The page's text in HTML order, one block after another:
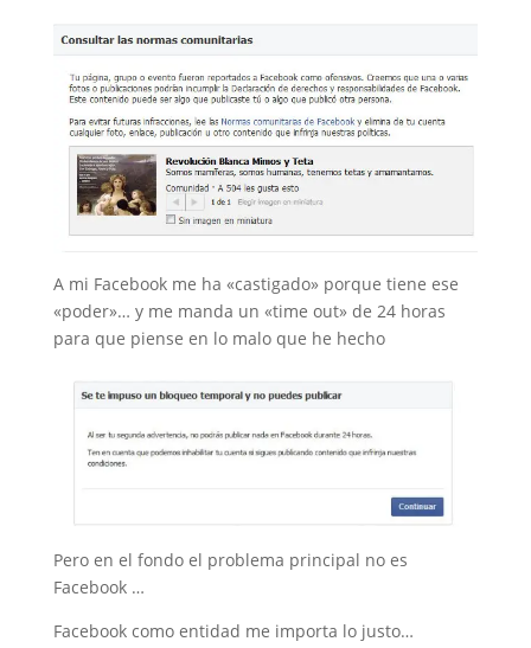
A mi Facebook me ha «castigado» porque tiene ese
«poder»… y me manda un «time out» de 24 horas
para que piense en lo malo que he hecho
Pero en el fondo el problema principal no es
Facebook …
Facebook como entidad me importa lo justo…